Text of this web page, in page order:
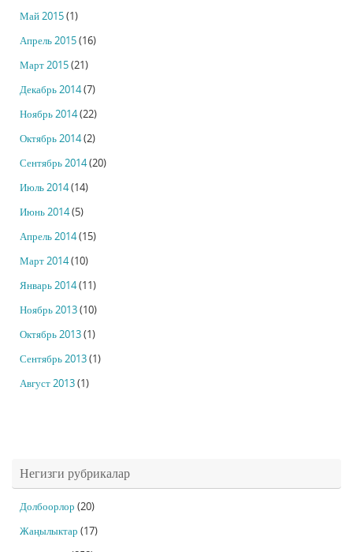
Май 2015(1)
Апрель 2015(16)
Март 2015(21)
Декабрь 2014(7)
Ноябрь 2014(22)
Октябрь 2014(2)
Сентябрь 2014(20)
Июль 2014(14)
Июнь 2014(5)
Апрель 2014(15)
Март 2014(10)
Январь 2014(11)
Ноябрь 2013(10)
Октябрь 2013(1)
Сентябрь 2013(1)
Август 2013(1)
Негизги рубрикалар
Долбоорлор (20)
Жаңылыктар (17)